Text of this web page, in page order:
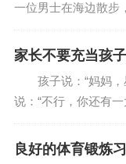
一位男士在海边散步
的暴风雨卷上岸来的
几百条，甚至几千条
家长不要充当孩
孩子说：“妈妈，
说：“不行，你还有
妈，今年的生日，
你必须把他们请到
良好的体育锻炼